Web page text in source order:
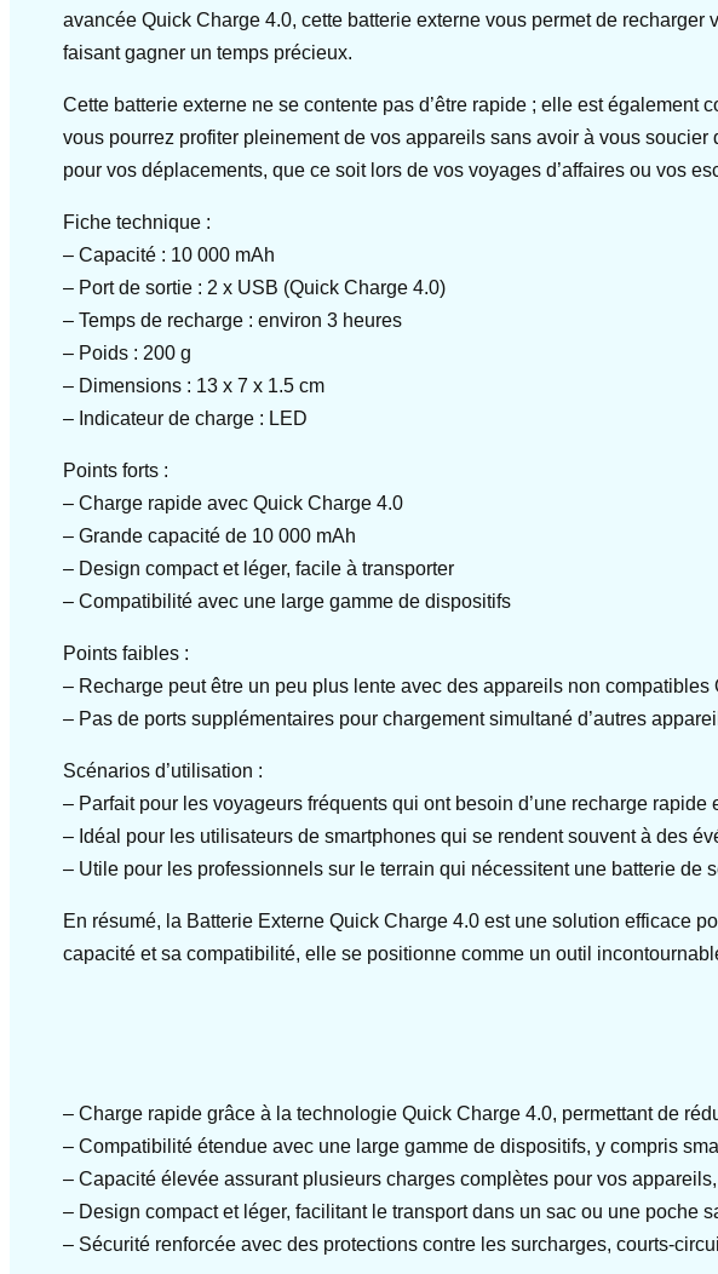
avancée Quick Charge 4.0, cette batterie externe vous permet de
faisant gagner un temps précieux.
Cette batterie externe ne se contente pas d’être rapide ; elle est
vous pourrez profiter pleinement de vos appareils sans avoir à vous
pour vos déplacements, que ce soit lors de vos voyages d’affaires ou vos
Fiche technique :
– Capacité : 10 000 mAh
– Port de sortie : 2 x USB (Quick Charge 4.0)
– Temps de recharge : environ 3 heures
– Poids : 200 g
– Dimensions : 13 x 7 x 1.5 cm
– Indicateur de charge : LED
Points forts :
– Charge rapide avec Quick Charge 4.0
– Grande capacité de 10 000 mAh
– Design compact et léger, facile à transporter
– Compatibilité avec une large gamme de dispositifs
Points faibles :
– Recharge peut être un peu plus lente avec des appareils non compatibles
– Pas de ports supplémentaires pour chargement simultané d’autres
Scénarios d’utilisation :
– Parfait pour les voyageurs fréquents qui ont besoin d’une recharge rapide
– Idéal pour les utilisateurs de smartphones qui se rendent souvent à des
– Utile pour les professionnels sur le terrain qui nécessitent une batterie de
En résumé, la Batterie Externe Quick Charge 4.0 est une solution efficace
capacité et sa compatibilité, elle se positionne comme un outil
– Charge rapide grâce à la technologie Quick Charge 4.0, permettant de
– Compatibilité étendue avec une large gamme de dispositifs, y compris
– Capacité élevée assurant plusieurs charges complètes pour vos
– Design compact et léger, facilitant le transport dans un sac ou une poche
– Sécurité renforcée avec des protections contre les surcharges, courts-